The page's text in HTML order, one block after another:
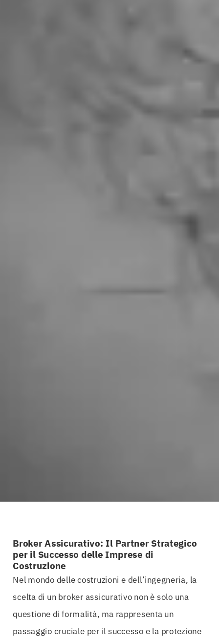
Broker Assicurativo: Il Partner Strategico
per il Successo delle Imprese di
Costruzione
Nel mondo delle costruzioni e dell’ingegneria, la
scelta di un broker assicurativo non è solo una
questione di formalità, ma rappresenta un
passaggio cruciale per il successo e la protezione